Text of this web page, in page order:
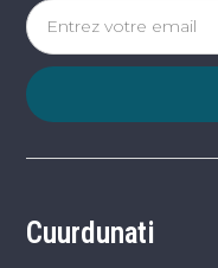
Cuurdunati